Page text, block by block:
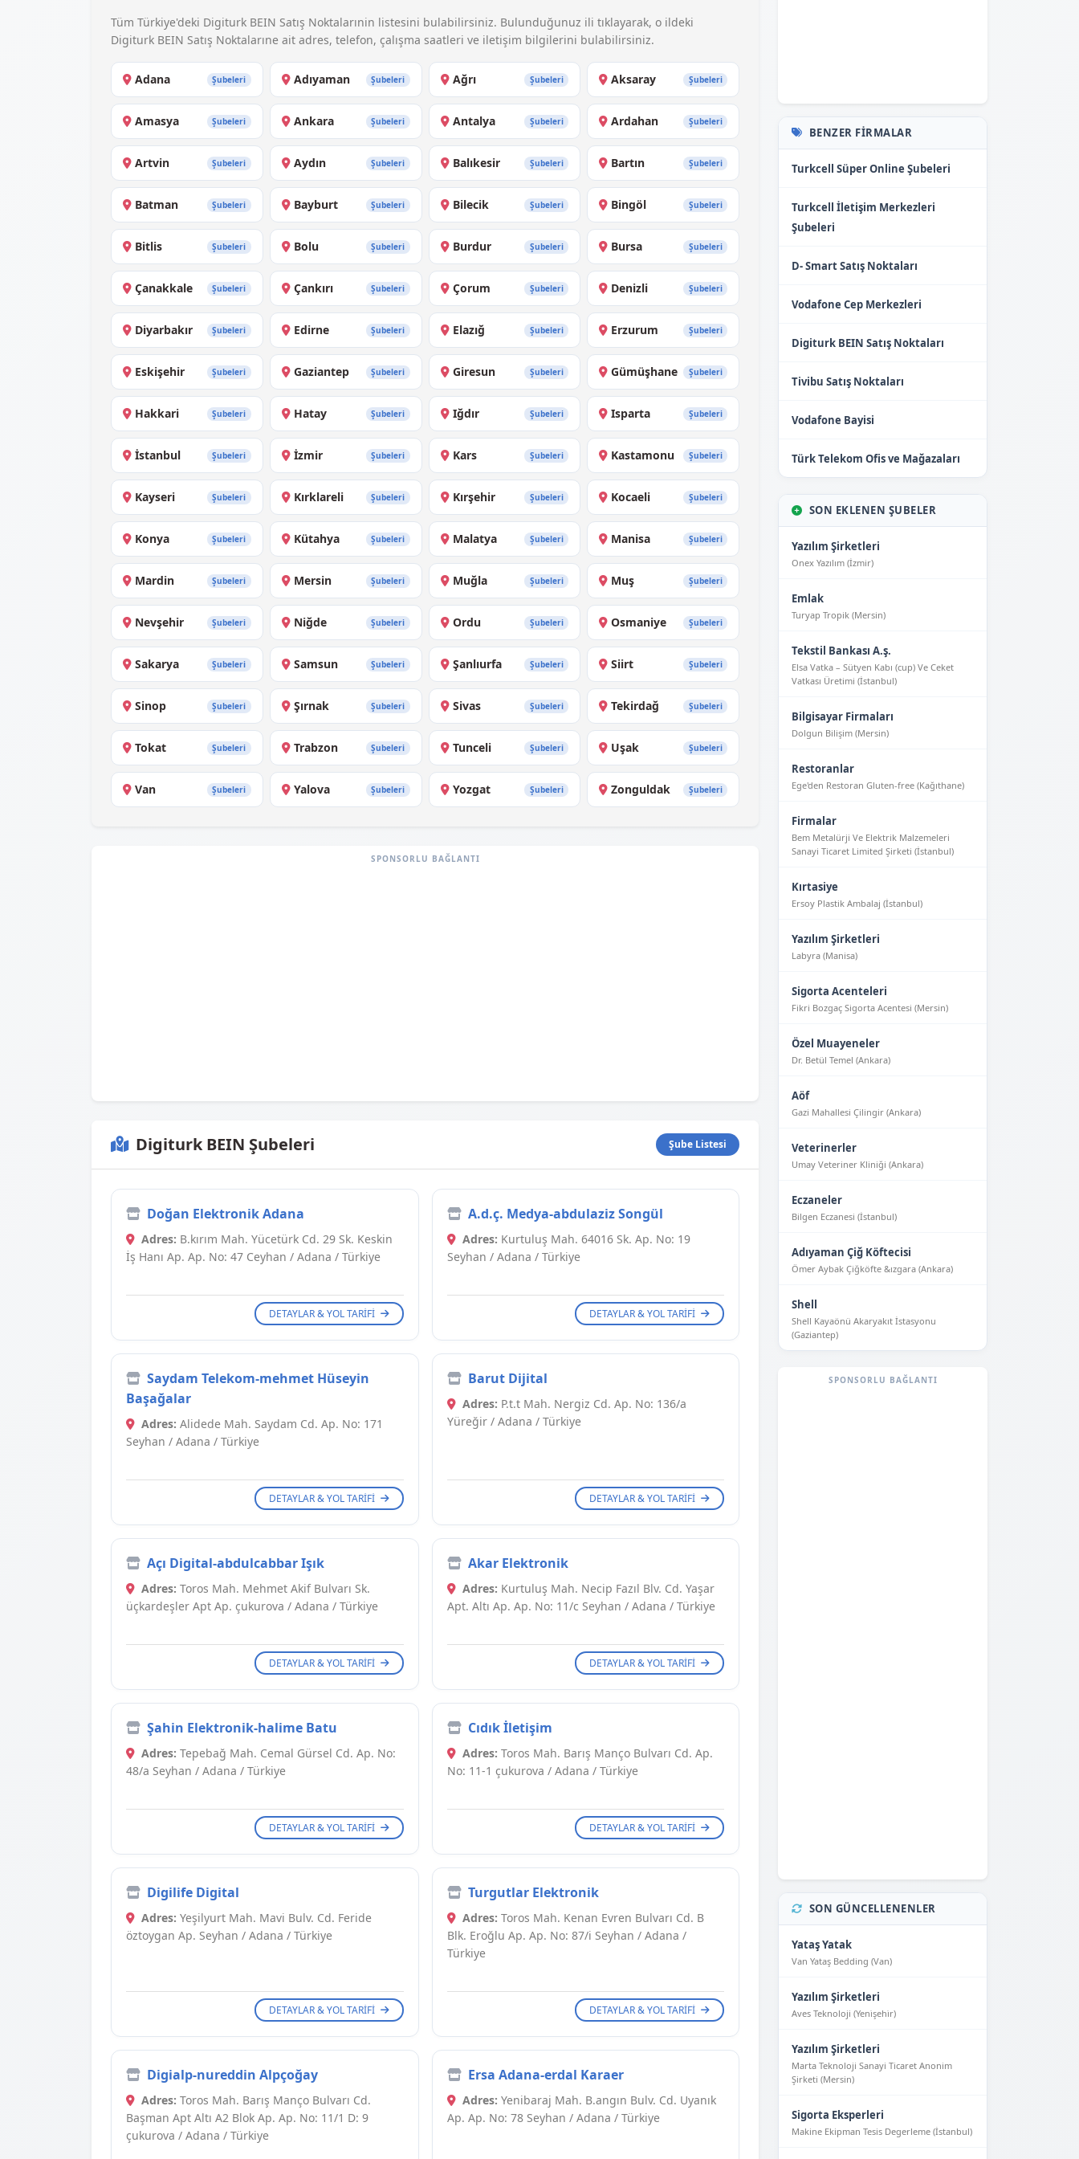
Tüm Türkiye'deki Digiturk BEIN Satış Noktalarınin listesini bulabilirsiniz. Bulunduğunuz ili tıklayarak, o ildeki
Digiturk BEIN Satış Noktalarıne ait adres, telefon, çalışma saatleri ve iletişim bilgilerini bulabilirsiniz.
Adana Şubeleri Adıyaman Şubeleri Ağrı Şubeleri Aksaray Şubeleri
Amasya Şubeleri Ankara Şubeleri Antalya Şubeleri Ardahan Şubeleri
Artvin Şubeleri Aydın Şubeleri Balıkesir Şubeleri Bartın Şubeleri
Batman Şubeleri Bayburt Şubeleri Bilecik Şubeleri Bingöl Şubeleri
Bitlis Şubeleri Bolu Şubeleri Burdur Şubeleri Bursa Şubeleri
Çanakkale Şubeleri Çankırı Şubeleri Çorum Şubeleri Denizli Şubeleri
Diyarbakır Şubeleri Edirne Şubeleri Elazığ Şubeleri Erzurum Şubeleri
Eskişehir Şubeleri Gaziantep Şubeleri Giresun Şubeleri Gümüşhane Şubeleri
Hakkari Şubeleri Hatay Şubeleri Iğdır Şubeleri Isparta Şubeleri
İstanbul Şubeleri İzmir Şubeleri Kars Şubeleri Kastamonu Şubeleri
Kayseri Şubeleri Kırklareli Şubeleri Kırşehir Şubeleri Kocaeli Şubeleri
Konya Şubeleri Kütahya Şubeleri Malatya Şubeleri Manisa Şubeleri
Mardin Şubeleri Mersin Şubeleri Muğla Şubeleri Muş Şubeleri
Nevşehir Şubeleri Niğde Şubeleri Ordu Şubeleri Osmaniye Şubeleri
Sakarya Şubeleri Samsun Şubeleri Şanlıurfa Şubeleri Siirt Şubeleri
Sinop Şubeleri Şırnak Şubeleri Sivas Şubeleri Tekirdağ Şubeleri
Tokat Şubeleri Trabzon Şubeleri Tunceli Şubeleri Uşak Şubeleri
Van Şubeleri Yalova Şubeleri Yozgat Şubeleri Zonguldak Şubeleri
SPONSORLU BAĞLANTI
Digiturk BEIN Şubeleri Şube Listesi
Doğan Elektronik Adana
Adres: B.kırım Mah. Yücetürk Cd. 29 Sk. Keskin
İş Hanı Ap. Ap. No: 47 Ceyhan / Adana / Türkiye
DETAYLAR & YOL TARIFI
A.d.ç. Medya-abdulaziz Songül
Adres: Kurtuluş Mah. 64016 Sk. Ap. No: 19
Seyhan / Adana / Türkiye
DETAYLAR & YOL TARIFI
Saydam Telekom-mehmet Hüseyin
Başağalar
Adres: Alidede Mah. Saydam Cd. Ap. No: 171
Seyhan / Adana / Türkiye
DETAYLAR & YOL TARIFI
Barut Dijital
Adres: P.t.t Mah. Nergiz Cd. Ap. No: 136/a
Yüreğir / Adana / Türkiye
DETAYLAR & YOL TARIFI
Açı Digital-abdulcabbar Işık
Adres: Toros Mah. Mehmet Akif Bulvarı Sk.
üçkardeşler Apt Ap. çukurova / Adana / Türkiye
DETAYLAR & YOL TARIFI
Akar Elektronik
Adres: Kurtuluş Mah. Necip Fazıl Blv. Cd. Yaşar
Apt. Altı Ap. Ap. No: 11/c Seyhan / Adana / Türkiye
DETAYLAR & YOL TARIFI
Şahin Elektronik-halime Batu
Adres: Tepebağ Mah. Cemal Gürsel Cd. Ap. No:
48/a Seyhan / Adana / Türkiye
DETAYLAR & YOL TARIFI
Cıdık İletişim
Adres: Toros Mah. Barış Manço Bulvarı Cd. Ap.
No: 11-1 çukurova / Adana / Türkiye
DETAYLAR & YOL TARIFI
Digilife Digital
Adres: Yeşilyurt Mah. Mavi Bulv. Cd. Feride
öztoygan Ap. Seyhan / Adana / Türkiye
DETAYLAR & YOL TARIFI
Turgutlar Elektronik
Adres: Toros Mah. Kenan Evren Bulvarı Cd. B
Blk. Eroğlu Ap. Ap. No: 87/i Seyhan / Adana /
Türkiye
DETAYLAR & YOL TARIFI
Digialp-nureddin Alpçoğay
Adres: Toros Mah. Barış Manço Bulvarı Cd.
Başman Apt Altı A2 Blok Ap. Ap. No: 11/1 D: 9
çukurova / Adana / Türkiye
Ersa Adana-erdal Karaer
Adres: Yenibaraj Mah. B.angın Bulv. Cd. Uyanık
Ap. Ap. No: 78 Seyhan / Adana / Türkiye
BENZER FIRMALAR
Turkcell Süper Online Şubeleri
Turkcell İletişim Merkezleri
Şubeleri
D- Smart Satış Noktaları
Vodafone Cep Merkezleri
Digiturk BEIN Satış Noktaları
Tivibu Satış Noktaları
Vodafone Bayisi
Türk Telekom Ofis ve Mağazaları
SON EKLENEN ŞUBELER
Yazılım Şirketleri
Onex Yazılım (İzmir)
Emlak
Turyap Tropik (Mersin)
Tekstil Bankası A.ş.
Elsa Vatka – Sütyen Kabı (cup) Ve Ceket
Vatkası Üretimi (İstanbul)
Bilgisayar Firmaları
Dolgun Bilişim (Mersin)
Restoranlar
Ege'den Restoran Gluten-free (Kağıthane)
Firmalar
Bem Metalürji Ve Elektrik Malzemeleri
Sanayi Ticaret Limited Şirketi (İstanbul)
Kırtasiye
Ersoy Plastik Ambalaj (İstanbul)
Yazılım Şirketleri
Labyra (Manisa)
Sigorta Acenteleri
Fikri Bozgaç Sigorta Acentesi (Mersin)
Özel Muayeneler
Dr. Betül Temel (Ankara)
Aöf
Gazi Mahallesi Çilingir (Ankara)
Veterinerler
Umay Veteriner Kliniği (Ankara)
Eczaneler
Bilgen Eczanesi (İstanbul)
Adıyaman Çiğ Köftecisi
Ömer Aybak Çiğköfte &ızgara (Ankara)
Shell
Shell Kayaönü Akaryakıt İstasyonu
(Gaziantep)
SPONSORLU BAĞLANTI
SON GÜNCELLENENLER
Yataş Yatak
Van Yataş Bedding (Van)
Yazılım Şirketleri
Aves Teknoloji (Yeni̇şehi̇r)
Yazılım Şirketleri
Marta Teknoloji Sanayi Ticaret Anonim
Şirketi (Mersin)
Sigorta Eksperleri
Makine Ekipman Tesis Degerleme (İstanbul)